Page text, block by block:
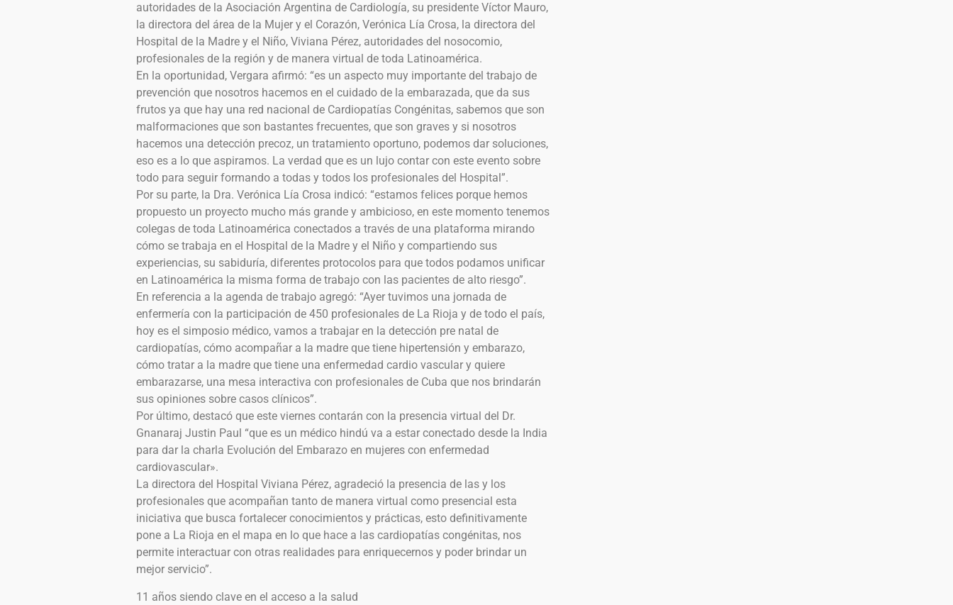
autoridades de la Asociación Argentina de Cardiología, su presidente Víctor Mauro,
la directora del área de la Mujer y el Corazón, Verónica Lía Crosa, la directora del
Hospital de la Madre y el Niño, Viviana Pérez, autoridades del nosocomio,
profesionales de la región y de manera virtual de toda Latinoamérica.
En la oportunidad, Vergara afirmó: “es un aspecto muy importante del trabajo de
prevención que nosotros hacemos en el cuidado de la embarazada, que da sus
frutos ya que hay una red nacional de Cardiopatías Congénitas, sabemos que son
malformaciones que son bastantes frecuentes, que son graves y si nosotros
hacemos una detección precoz, un tratamiento oportuno, podemos dar soluciones,
eso es a lo que aspiramos. La verdad que es un lujo contar con este evento sobre
todo para seguir formando a todas y todos los profesionales del Hospital”.
Por su parte, la Dra. Verónica Lía Crosa indicó: “estamos felices porque hemos
propuesto un proyecto mucho más grande y ambicioso, en este momento tenemos
colegas de toda Latinoamérica conectados a través de una plataforma mirando
cómo se trabaja en el Hospital de la Madre y el Niño y compartiendo sus
experiencias, su sabiduría, diferentes protocolos para que todos podamos unificar
en Latinoamérica la misma forma de trabajo con las pacientes de alto riesgo”.
En referencia a la agenda de trabajo agregó: “Ayer tuvimos una jornada de
enfermería con la participación de 450 profesionales de La Rioja y de todo el país,
hoy es el simposio médico, vamos a trabajar en la detección pre natal de
cardiopatías, cómo acompañar a la madre que tiene hipertensión y embarazo,
cómo tratar a la madre que tiene una enfermedad cardio vascular y quiere
embarazarse, una mesa interactiva con profesionales de Cuba que nos brindarán
sus opiniones sobre casos clínicos”.
Por último, destacó que este viernes contarán con la presencia virtual del Dr.
Gnanaraj Justin Paul “que es un médico hindú va a estar conectado desde la India
para dar la charla Evolución del Embarazo en mujeres con enfermedad
cardiovascular».
La directora del Hospital Viviana Pérez, agradeció la presencia de las y los
profesionales que acompañan tanto de manera virtual como presencial esta
iniciativa que busca fortalecer conocimientos y prácticas, esto definitivamente
pone a La Rioja en el mapa en lo que hace a las cardiopatías congénitas, nos
permite interactuar con otras realidades para enriquecernos y poder brindar un
mejor servicio”.
11 años siendo clave en el acceso a la salud